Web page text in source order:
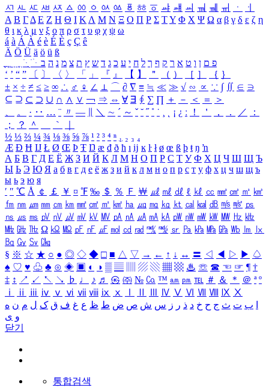
ㅺ ㅻ ㅼ ㅽ ㅾ ㅿ ㆀ ㆁ ㆂ ㆃ ㆄ ㆅ ㆆ ㆇ ㆈ ㆉ ㆊ ㆋ ㆌ ㆍ
ㆎ
Α Β ΓΔ Ε Ζ Η Θ Ι ΚΛ Μ Ν Ξ Ο Π Ρ Σ ΤΥ Φ Χ Ψ Ω α β γ δ ε ζ η
θ ι κ λ μ ν ξ ο π ρ σ τ υ φ χ ψ ω
á à Á À é è É È ç Ç ê
Ä Ö Ü ä ö ü ß
ִֶֹ ֻּ ׁׂ פ ם ן ו ט א ר ק ף ך ל ח י ע כ ג ד ש ץ ת צ מ נ ה ב
‘ ’ “ ” 〔 〕 〈 〉 「 」 『 』 【 】 ＂ （ ） ［ ］ ｛ ｝
± × ÷ ≠ ≤ ≥ ∞ ∴ ♂ ♀ ∠ ⊥ ⌒ ∂ ∇ ≡ ≒ ≪ ≫ √ ∽ ∝ ∵ ∫ ∬ ∈ ∋
⊆ ⊇ ⊂ ⊃ ∪ ∩ ∧ ∨ ￢ ⇒ ⇔ ∀ ∃ ∮ ∑ ∏ ＋ － ＜ ＝
＞
、
。 · ‥ … ¨ 〃 ― ＼ ∼ ´ ～ ˇ ˘ ˝ ˚ ˙ ¸ ¡ ¿ ː ！ ＇ ， ． ／
：
；
？ ＾ ｀
½ ⅓ ⅔ ¼ ¾ ⅛ ⅜ ⅝ ⅞ ¹ ² ³ ⁴ ⁿ ₁ ₂ ₃ ₄
Æ Ð Ħ Ĳ Ł Ø Œ Þ Ŧ Ŋ æ đ ð ħ ı ĳ ĸ ŀ ł ø œ ß þ ŧ ŋ ŉ
А Б В Г Д Е Ё Ж З И Й К Л М Н О П Р С Т У Ф Х Ц Ч Ш Щ Ъ
Ы Ь Э Ю Я а б в г д е ё ж з и й к л м н о п р с т у ф х ц ч ш щ ъ
ы ь э ю я
′ ″ ℃ Å ￠ ￡ ￥ ¤ ℉ ‰ ＄ ％ Ｆ ￦ ㎕ ㎖ ㎗ ℓ ㎘ ㏄ ㎣ ㎤ ㎥ ㎦
㎙ ㎚ ㎛ ㎜ ㎝ ㎞ ㎟ ㎠ ㎡ ㎢ ㏊ ㎍ ㎎ ㎏ ㏏ ㎈ ㎉ ㏈ ㎧ ㎨ ㎰
㎱ ㎲ ㎳ ㎴ ㎵ ㎶ ㎷ ㎸ ㎹ ㎀ ㎁ ㎂ ㎃ ㎄ ㎺ ㎻ ㎽ ㎾ ㎿ ㎐ ㎑
㎒ ㎓ ㎔ Ω ㏀ ㏁ ㎊ ㎋ ㎌ ㏖ ㏅ ㎭ ㎮ ㎯ ㏛ ㎩ ㎪ ㎫ ㎬ ㏝ ㏐
㏓
㏃ ㏉ ㏜ ㏆
§ ※ ☆ ★ ○ ● ◎ ◇ ◆ □ ■ △ ▽ → ← ↑ ↓ ↔ 〓 ◁ ◀ ▷ ▶ ♤
♠ ♡ ♥ ♧ ♣ ⊙ ◈ ▣ ◐ ◑ ▒ ▤ ▨ ▧ ▦ ▩ ♨ ☏ ☎ ☜ ☞ ¶ †
‡ ↕ ↗ ↙ ↖ ↘ ♭ ♩ ♪ ♬ ㉿ ㈜ № ㏇ ™ ㏂ ㏘ ℡ ＃ ＆ ＊ ＠ ª º
ⅰ
ⅱ ⅲ ⅳ ⅴ ⅵ ⅶ ⅷ ⅸ ⅹ Ⅳ Ⅴ Ⅵ Ⅶ Ⅷ Ⅸ Ⅹ
ب ت ث ج ح خ د ذ ر ز س ش ص ض ط ظ ع غ ف ق ک ل م ن ه
و ی
닫기
통합검색